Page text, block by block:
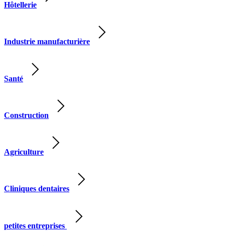
Hôtellerie
Industrie manufacturière
Santé
Construction
Agriculture
Cliniques dentaires
petites entreprises